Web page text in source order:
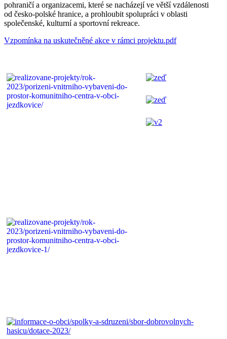
pohraničí a organizacemi, které se nacházejí ve větší vzdálenosti
od česko-polské hranice, a prohloubit spolupráci v oblasti
společenské, kulturní a sportovní rekreace.
Vzpomínka na uskutečněné akce v rámci projektu.pdf